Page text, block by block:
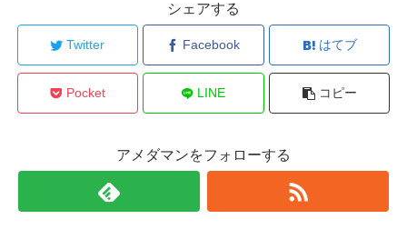
シェアする
Twitter Facebook はてブ
Pocket LINE コピー
アメダマンをフォローする